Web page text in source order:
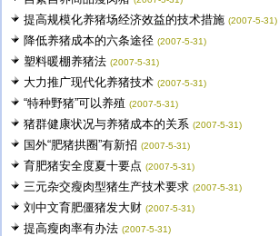
提高规模化养猪场经济效益的技术措施 (2007-5-31)
降低养猪成本的六条途径 (2007-5-31)
塑料暖棚养猪法 (2007-5-31)
大力推广现代化养猪技术 (2007-5-31)
“特种野猪”可以养殖 (2007-5-31)
猪群健康状况与养猪成本的关系 (2007-5-31)
国外“肥猪拱圈”有新招 (2007-5-31)
育肥猪安全度夏十要点 (2007-5-31)
三元杂交瘦肉型猪生产技术要求 (2007-5-31)
刘中文育肥僵猪发大财 (2007-5-31)
提高瘦肉率有办法 (2007-5-31)